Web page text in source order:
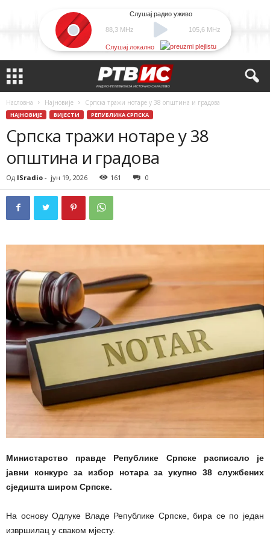
88,3 MHz
Слушај радио уживо
105,6 MHz
Слушај локално
Насловна Најновије Српска тражи нотаре у 38 општина и градова
НАЈНОВИЈЕ ВИЈЕСТИ РЕПУБЛИКА СРПСКА
Српска тражи нотаре у 38
општина и градова
Од ISradio - јун 19, 2026 161 0
Министарство правде Републике Српске расписало је
јавни конкурс за избор нотара за укупно 38 службених
сједишта широм Српске.
На основу Одлуке Владе Републике Српске, бира се по један
извршилац у сваком мјесту.